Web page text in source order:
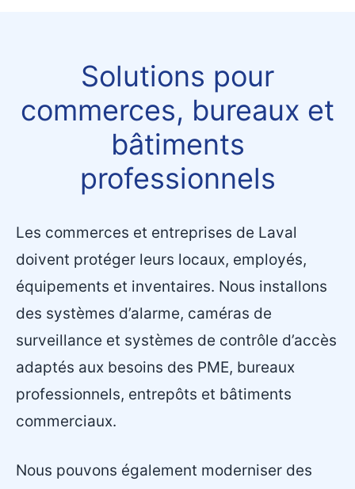
Solutions pour
commerces, bureaux et
bâtiments
professionnels
Les commerces et entreprises de Laval
doivent protéger leurs locaux, employés,
équipements et inventaires. Nous installons
des systèmes d’alarme, caméras de
surveillance et systèmes de contrôle d’accès
adaptés aux besoins des PME, bureaux
professionnels, entrepôts et bâtiments
commerciaux.
Nous pouvons également moderniser des